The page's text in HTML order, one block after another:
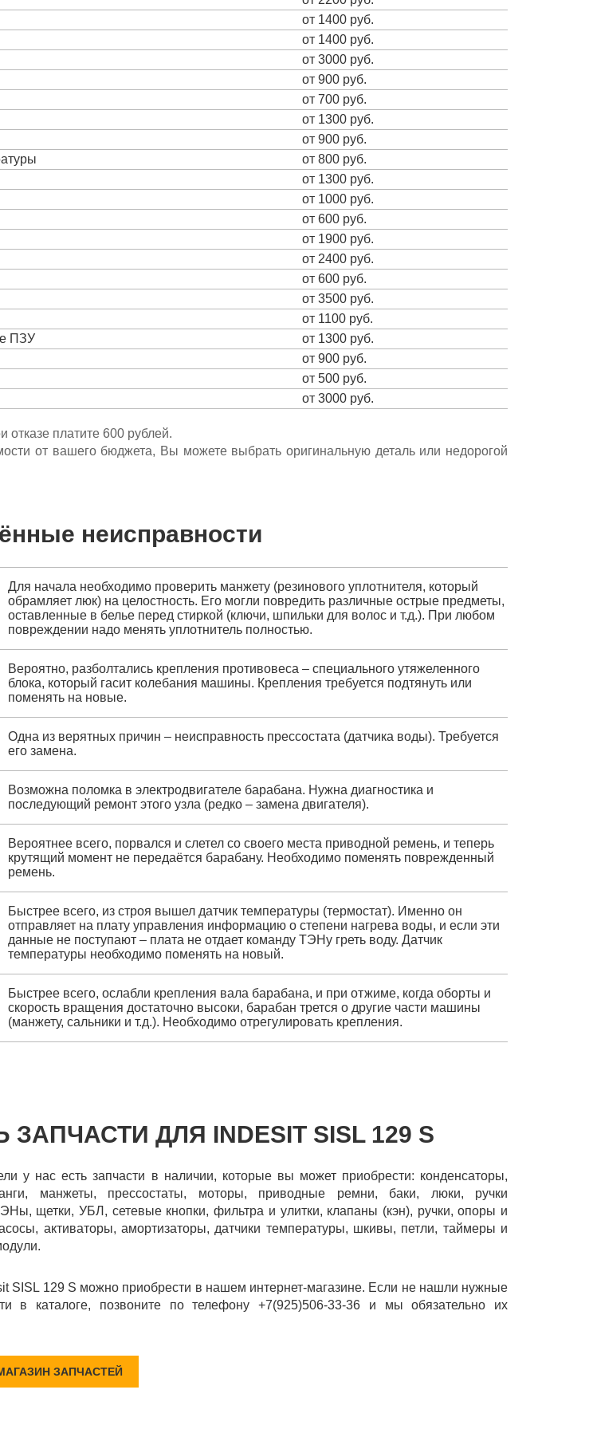
от 1400 руб.
от 1400 руб.
от 3000 руб.
от 900 руб.
от 700 руб.
от 1300 руб.
от 900 руб.
от 800 руб.
от 1300 руб.
от 1000 руб.
от 600 руб.
от 1900 руб.
от 2400 руб.
от 600 руб.
от 3500 руб.
от 1100 руб.
ПЗУ
от 1300 руб.
от 900 руб.
от 500 руб.
от 3000 руб.
платите 600 рублей.
от вашего бюджета, Вы можете выбрать оригинальную деталь или недорогой
неисправности
Для начала необходимо проверить манжету (резинового уплотнителя, который
обрамляет люк) на целостность. Его могли повредить различные острые предметы,
оставленные в белье перед стиркой (ключи, шпильки для волос и т.д.). При любом
повреждении надо менять уплотнитель полностью.
Вероятно, разболтались крепления противовеса – специального утяжеленного
блока, который гасит колебания машины. Крепления требуется подтянуть или
поменять на новые.
Одна из верятных причин – неисправность прессостата (датчика воды). Требуется
его замена.
Возможна поломка в электродвигателе барабана. Нужна диагностика и
последующий ремонт этого узла (редко – замена двигателя).
Вероятнее всего, порвался и слетел со своего места приводной ремень, и теперь
крутящий момент не передаётся барабану. Необходимо поменять поврежденный
ремень.
Быстрее всего, из строя вышел датчик температуры (термостат). Именно он
отправляет на плату управления информацию о степени нагрева воды, и если эти
данные не поступают – плата не отдает команду ТЭНу греть воду. Датчик
температуры необходимо поменять на новый.
Быстрее всего, ослабли крепления вала барабана, и при отжиме, когда оборты и
скорость вращения достаточно высоки, барабан трется о другие части машины
(манжету, сальники и т.д.). Необходимо отрегулировать крепления.
ЗАПЧАСТИ ДЛЯ INDESIT SISL 129 S
у нас есть запчасти в наличии, которые вы может приобрести: конденсаторы,
манжеты, прессостаты, моторы, приводные ремни, баки, люки, ручки
щетки, УБЛ, сетевые кнопки, фильтра и улитки, клапаны (кэн), ручки, опоры и
активаторы, амортизаторы, датчики температуры, шкивы, петли, таймеры и
SISL 129 S можно приобрести в нашем интернет-магазине. Если не нашли нужные
в каталоге, позвоните по телефону +7(925)506-33-36 и мы обязательно их
ЗАПЧАСТЕЙ